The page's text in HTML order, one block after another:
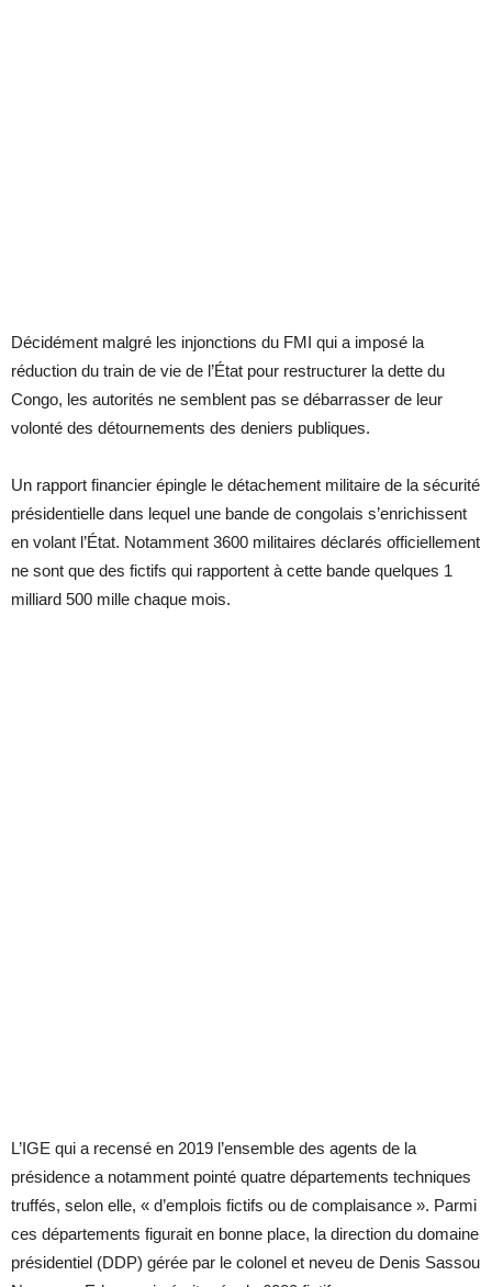
Décidément malgré les injonctions du FMI qui a imposé la
réduction du train de vie de l’État pour restructurer la dette du
Congo, les autorités ne semblent pas se débarrasser de leur
volonté des détournements des deniers publiques.
Un rapport financier épingle le détachement militaire de la sécurité
présidentielle dans lequel une bande de congolais s’enrichissent
en volant l’État. Notamment 3600 militaires déclarés officiellement
ne sont que des fictifs qui rapportent à cette bande quelques 1
milliard 500 mille chaque mois.
L’IGE qui a recensé en 2019 l’ensemble des agents de la
présidence a notamment pointé quatre départements techniques
truffés, selon elle, « d’emplois fictifs ou de complaisance ». Parmi
ces départements figurait en bonne place, la direction du domaine
présidentiel (DDP) gérée par le colonel et neveu de Denis Sassou